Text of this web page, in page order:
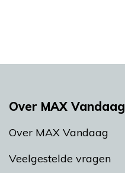
Over MAX Vandaag
Over MAX Vandaag
Veelgestelde vragen